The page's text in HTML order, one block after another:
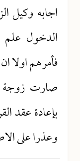
اجابه وكيل
الدخول علم
فأمرهم اولا
صارت زوجة
بإعادة عقد
وعذرا على